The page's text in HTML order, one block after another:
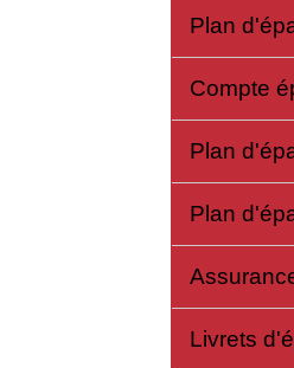
Plan
Compte
Plan
Plan
Livrets